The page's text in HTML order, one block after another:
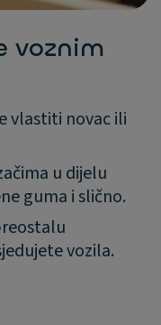
voznim
vlastiti novac ili
u dijelu
guma i slično.
vozila.